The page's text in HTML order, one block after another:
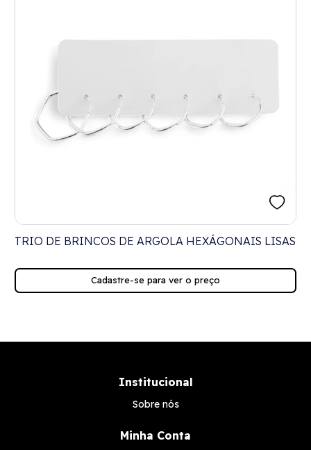
TRIO DE BRINCOS DE ARGOLA HEXÁGONAIS LISAS
Cadastre-se para ver o preço
Institucional
Sobre nós
Minha Conta